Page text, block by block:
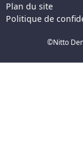
Plan du site
Politique de
©Nitto